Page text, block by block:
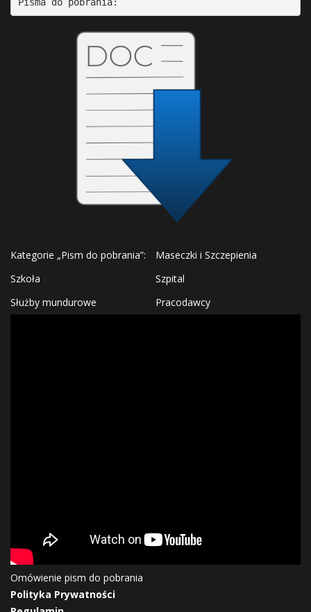
Kategorie „Pism do pobrania”:
Maseczki i Szczepienia
Szkoła
Szpital
Służby mundurowe
Pracodawcy
Omówienie pism do pobrania
Polityka Prywatności